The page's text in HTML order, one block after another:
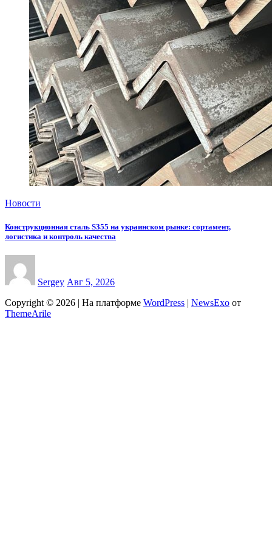
Новости
Конструкционная сталь S355 на украинском рынке: сортамент,
логистика и контроль качества
Sergey Авг 5, 2026
Copyright © 2026 | На платформе WordPress NewsExo от
ThemeArile